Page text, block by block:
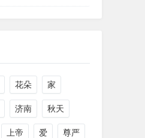
花朵 家
济南 秋天
上帝 爱 尊严